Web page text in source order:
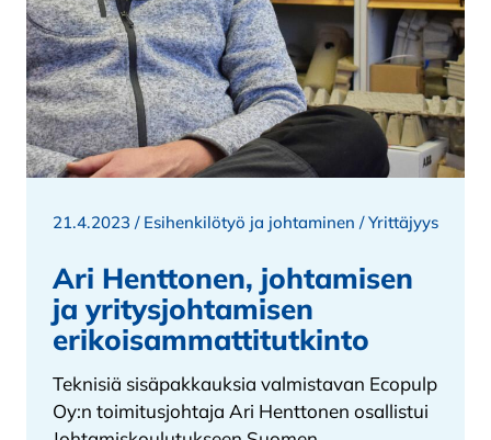
21.4.2023 / Esihenkilötyö ja johtaminen /Yrittäjyys
Ari Henttonen, johtamisen
ja yritysjohtamisen
erikoisammattitutkinto
Teknisiä sisäpakkauksia valmistavan Ecopulp
Oy:n toimitusjohtaja Ari Henttonen osallistui